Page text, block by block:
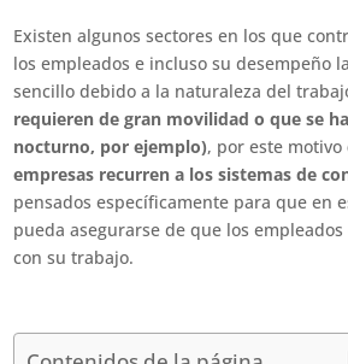
Existen algunos sectores en los que
los empleados e incluso su desempeño
sencillo debido a la naturaleza del
requieren de gran movilidad o que se
nocturno, por ejemplo), por este motivo
empresas recurren a los sistemas de
pensados específicamente para que en
pueda asegurarse de que los
con su trabajo.